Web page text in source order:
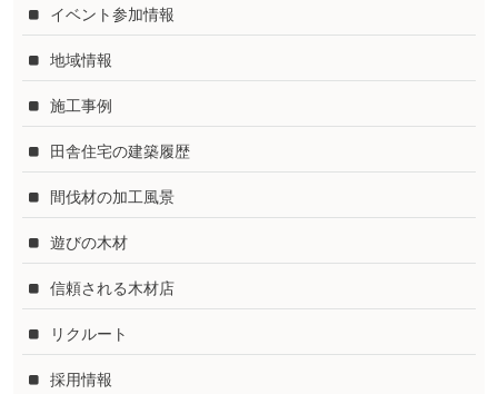
イベント参加情報
地域情報
施工事例
田舎住宅の建築履歴
間伐材の加工風景
遊びの木材
信頼される木材店
リクルート
採用情報